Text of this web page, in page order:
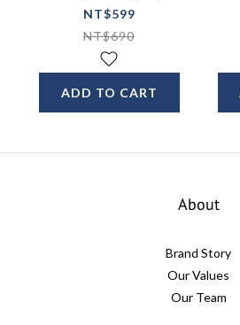
C/iPhone充電線傳
輸線快充線 36W 功
率數顯 泰坦 1.2M
NT$599
NT$690
ADD TO CART
About
Brand Story
Our Values
Our Team